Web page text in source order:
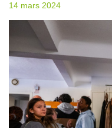
14 mars 2024